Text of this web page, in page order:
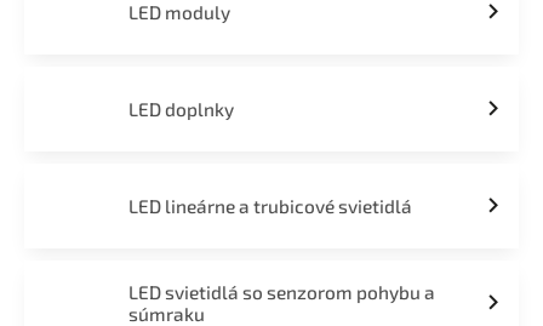
LED moduly
LED doplnky
LED lineárne a trubicové svietidlá
LED svietidlá so senzorom pohybu a
súmraku